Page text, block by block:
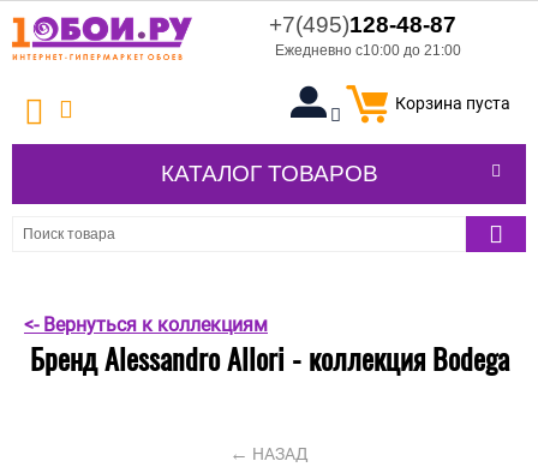
+7(495)128-48-87
Ежедневно с10:00 до 21:00
Корзина пуста
КАТАЛОГ ТОВАРОВ
<- Вернуться к коллекциям
Бренд Alessandro Allori - коллекция Bodega
НАЗАД